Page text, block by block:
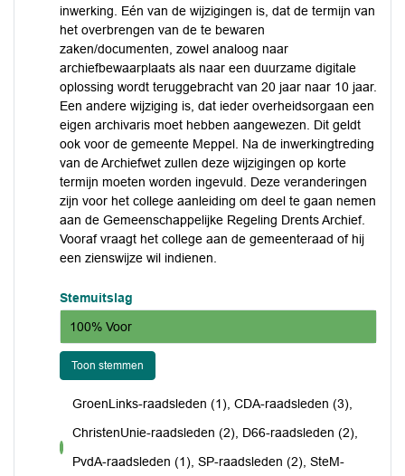
inwerking. Eén van de wijzigingen is, dat de termijn van
het overbrengen van de te bewaren
zaken/documenten, zowel analoog naar
archiefbewaarplaats als naar een duurzame digitale
oplossing wordt teruggebracht van 20 jaar naar 10 jaar.
Een andere wijziging is, dat ieder overheidsorgaan een
eigen archivaris moet hebben aangewezen. Dit geldt
ook voor de gemeente Meppel. Na de inwerkingtreding
van de Archiefwet zullen deze wijzigingen op korte
termijn moeten worden ingevuld. Deze veranderingen
zijn voor het college aanleiding om deel te gaan nemen
aan de Gemeenschappelijke Regeling Drents Archief.
Vooraf vraagt het college aan de gemeenteraad of hij
een zienswijze wil indienen.
Stemuitslag
100% Voor
Toon stemmen
voor
GroenLinks-raadsleden (1), CDA-raadsleden (3),
ChristenUnie-raadsleden (2), D66-raadsleden (2),
PvdA-raadsleden (1), SP-raadsleden (2), SteM-